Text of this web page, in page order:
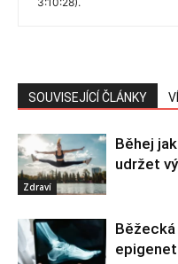
SOUVISEJÍCÍ ČLÁNKY
Zdraví
Běhej
udržet